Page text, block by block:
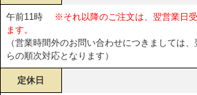
午前11時
※それ以降のご注文は、翌営業日
ます。
（営業時間外のお問い合わせにつきましては
らの順次対応となります）
定休日